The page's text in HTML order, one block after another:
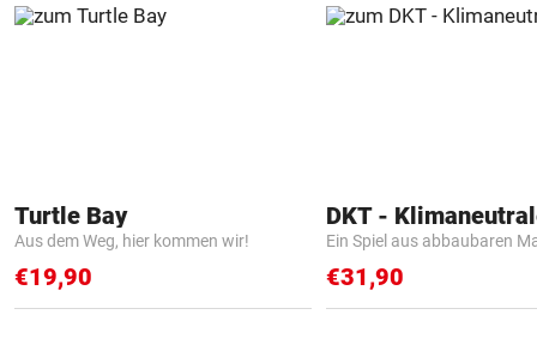
Turtle Bay
Aus dem Weg, hier kommen wir!
€19,90
Ein Spiel aus abbaubaren
€31,90